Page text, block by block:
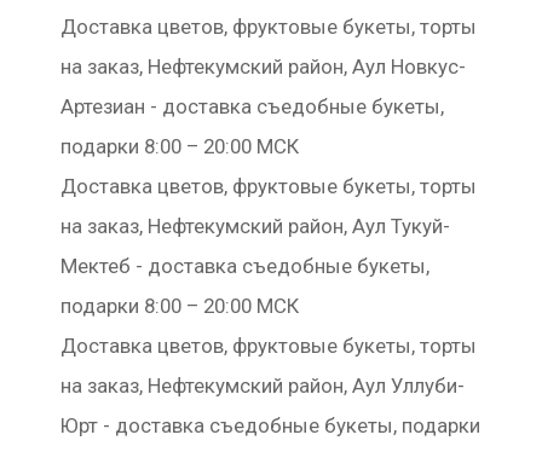
Доставка цветов, фруктовые букеты, торты
на заказ, Нефтекумский район, Аул Новкус-
Артезиан - доставка съедобные букеты,
подарки 8:00 – 20:00 МСК
Доставка цветов, фруктовые букеты, торты
на заказ, Нефтекумский район, Аул Тукуй-
Мектеб - доставка съедобные букеты,
подарки 8:00 – 20:00 МСК
Доставка цветов, фруктовые букеты, торты
на заказ, Нефтекумский район, Аул Уллуби-
Юрт - доставка съедобные букеты, подарки